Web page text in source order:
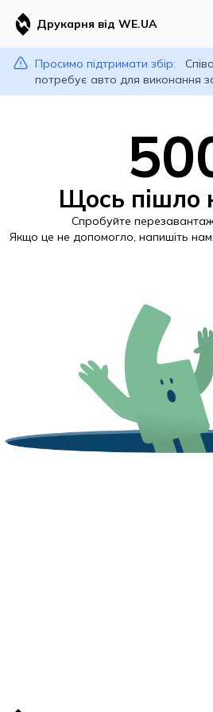
Друкарня від WE.UA
Просимо підтримати збір:
потребує авто для виконання
Щось пішло
Спробуйте
Якщо це не допомогло, напишіть нам: